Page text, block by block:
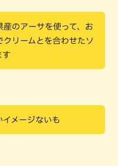
産のアーサを使って、お
クリームとを合わせたソ
す
イメージないも